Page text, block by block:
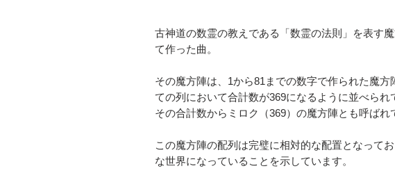
古神道の数霊の教えである「数霊の法則」を表す
て作った曲。
その魔方陣は、1から81までの数字で作られた魔
ての列において合計数が369になるように並べられ
その合計数からミロク（369）の魔方陣とも呼ばれ
この魔方陣の配列は完璧に相対的な配置となって
な世界になっていることを示しています。